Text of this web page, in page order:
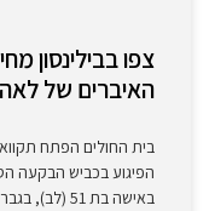
צפו בבילינסון
האיברים של
בית החולים הפתח
הפיגוע בכביש הבקעה